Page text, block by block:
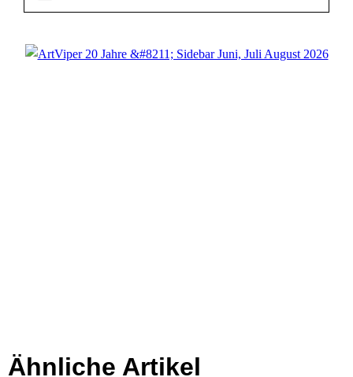
Ähnliche Artikel